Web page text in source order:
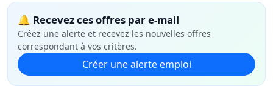
🔔 Recevez ces offres par e-mail
Créez une alerte et recevez les nouvelles offres
correspondant à vos critères.
Créer une alerte emploi